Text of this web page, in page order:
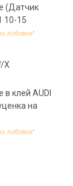
(Датчик
10-15
лобовое"
X
в клей AUDI
на
лобовое"